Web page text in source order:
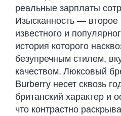
реальные зарплаты
Изысканность —
известного и
история которого
безупречным стилем,
качеством. Люксовый
Burberry несет сквозь
британский характер и
что контрастно